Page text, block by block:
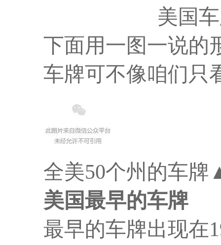
美国
下面用一图一说的
车牌可不像咱们只
全美50个州的车
美国最早的车牌
最早的车牌出现在